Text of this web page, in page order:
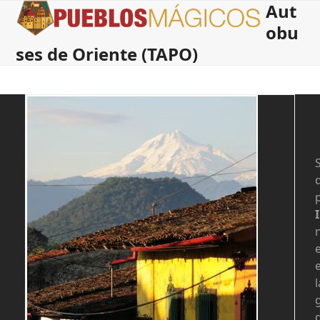
SkipOpen
mobile
menu
Close
mobile
menu
Aut
obu
ses de Oriente (TAPO)